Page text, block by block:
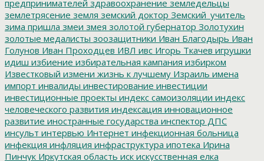
предпринимателей здравоохранение земледельцы
землетрясение земля земский доктор Земский_учитель
зима пришла змеи змея золотой губернатор Золотухин
золотые медалисты зоозащитники Иван Благодырь Иван
Голунов Иван Проходцев ИВЛ ивс Игорь Ткачев игрушки
идиш избиение избирательная кампания избирком
Известковый измени жизнь к лучшему Израиль имена
импорт инвалиды инвестирование инвестиции
инвестиционные проекты индекс самоизоляции индекс
человеческого развития индексация инновационное
развитие иностранные государства инспектор ДПС
инсульт интервью Интернет инфекционная больница
инфекция инфляция инфраструктура ипотека Ирина
Пинчук Иркутская область иск искусственная елка